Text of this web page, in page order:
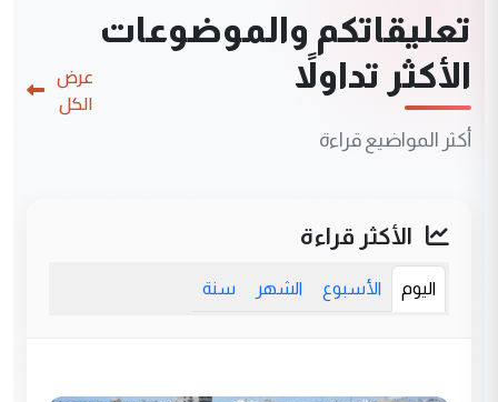
تعليقاتكم والموضوعات
الأكثر تداولاً
أكثر المواضيع قراءة
عرض
الكل
الأكثر قراءة
اليوم الأسبوع الشهر سنة